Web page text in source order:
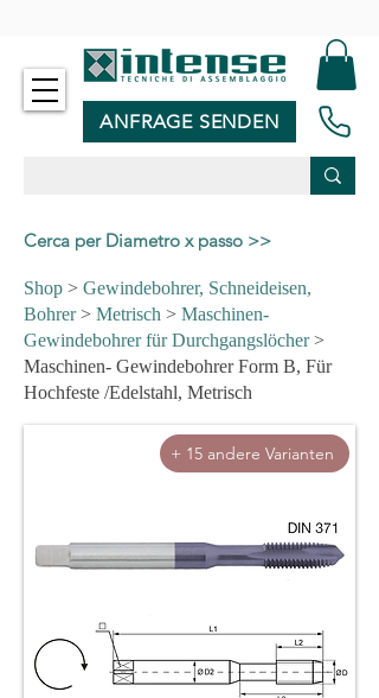
ANFRAGE SENDEN
Cerca per Diametro x passo >>
Shop > Gewindebohrer, Schneideisen,
Bohrer> Metrisch > Maschinen-
Gewindebohrer für Durchgangslöcher>
Maschinen- Gewindebohrer Form B, Für
Hochfeste /Edelstahl, Metrisch
+ 15 andere Varianten